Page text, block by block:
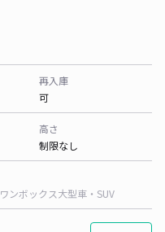
再入庫
可
高さ
制限なし
ワンボックス大型車・SUV